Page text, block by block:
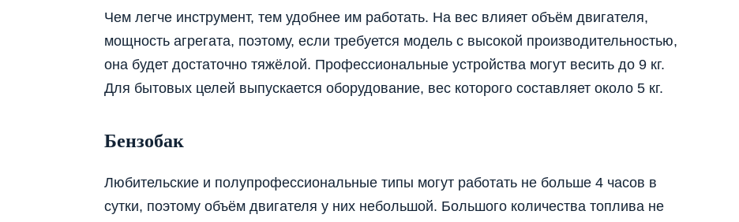
Чем легче инструмент, тем удобнее им работать. На вес влияет объём двигателя,
мощность агрегата, поэтому, если требуется модель с высокой производительностью,
она будет достаточно тяжёлой. Профессиональные устройства могут весить до 9 кг.
Для бытовых целей выпускается оборудование, вес которого составляет около 5 кг.
Бензобак
Любительские и полупрофессиональные типы могут работать не больше 4 часов в
сутки, поэтому объём двигателя у них небольшой. Большого количества топлива не